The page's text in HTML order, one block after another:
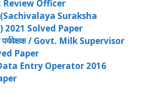
Review Officer
Suraksha
2021 Solved Paper
पर्यवेक्षक / Govt. Milk Supervisor
Paper
Entry Operator 2016